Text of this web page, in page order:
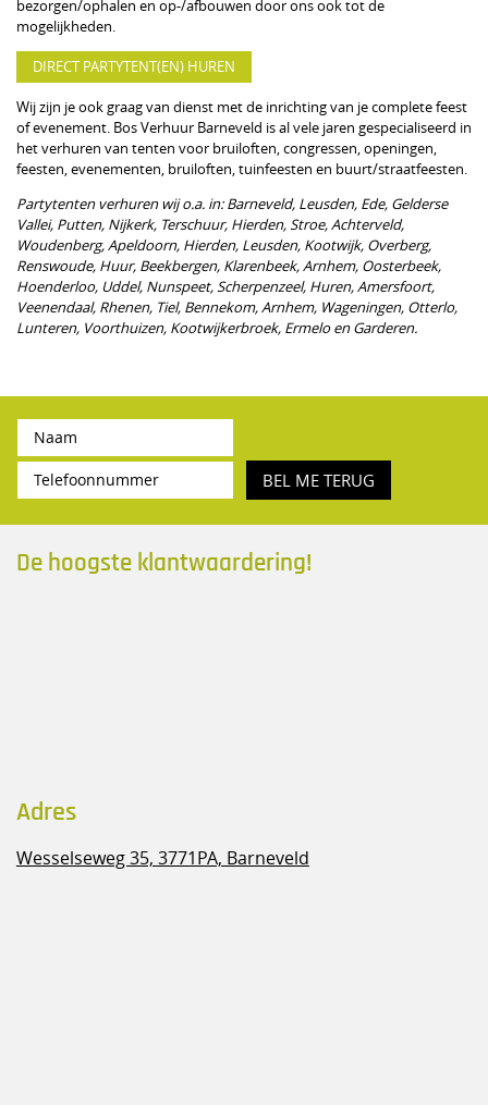
bezorgen/ophalen en op-/afbouwen door ons ook tot de
mogelijkheden.
DIRECT PARTYTENT(EN) HUREN
Wij zijn je ook graag van dienst met de inrichting van je complete feest
of evenement. Bos Verhuur Barneveld is al vele jaren gespecialiseerd in
het verhuren van tenten voor bruiloften, congressen, openingen,
feesten, evenementen, bruiloften, tuinfeesten en buurt/straatfeesten.
Partytenten verhuren wij o.a. in: Barneveld, Leusden, Ede, Gelderse
Vallei, Putten, Nijkerk, Terschuur, Hierden, Stroe, Achterveld,
Woudenberg, Apeldoorn, Hierden, Leusden, Kootwijk, Overberg,
Renswoude, Huur, Beekbergen, Klarenbeek, Arnhem, Oosterbeek,
Hoenderloo, Uddel, Nunspeet, Scherpenzeel, Huren, Amersfoort,
Veenendaal, Rhenen, Tiel, Bennekom, Arnhem, Wageningen, Otterlo,
Lunteren, Voorthuizen, Kootwijkerbroek, Ermelo en Garderen.
BEL ME TERUG
De hoogste klantwaardering!
Adres
Wesselseweg 35, 3771PA, Barneveld